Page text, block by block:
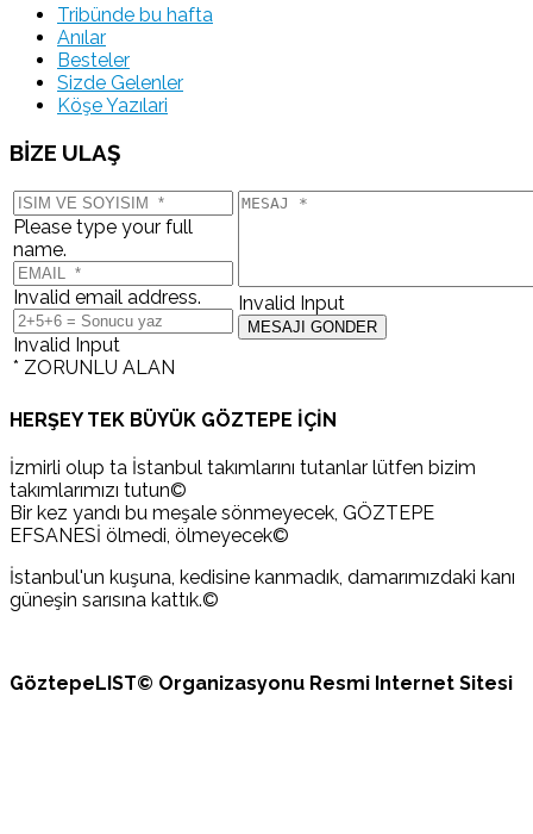
Tribünde bu hafta
Anılar
Besteler
Sizde Gelenler
Köşe Yazılari
BİZE ULAŞ
Please type your full
name.
Invalid email address.
Invalid Input
* ZORUNLU ALAN
Invalid Input
HERŞEY TEK BÜYÜK GÖZTEPE İÇİN
İzmirli olup ta İstanbul takımlarını tutanlar lütfen bizim
takımlarımızı tutun©
Bir kez yandı bu meşale sönmeyecek, GÖZTEPE
EFSANESİ ölmedi, ölmeyecek©
İstanbul'un kuşuna, kedisine kanmadık, damarımızdaki kanı
güneşin sarısına kattık.©
GöztepeLIST© Organizasyonu Resmi Internet Sitesi